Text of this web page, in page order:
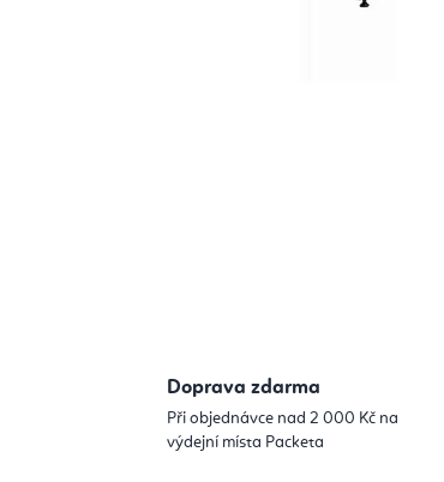
Doprava zdarma
Při objednávce nad 2 000 Kč na
výdejní místa Packeta